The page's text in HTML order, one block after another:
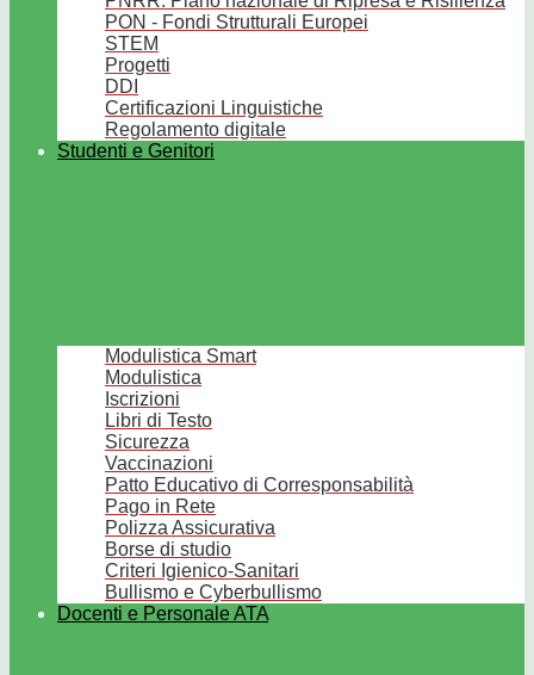
PON - Fondi Strutturali Europei
STEM
Progetti
DDI
Certificazioni Linguistiche
Regolamento digitale
Studenti e Genitori
Modulistica Smart
Modulistica
Iscrizioni
Libri di Testo
Sicurezza
Vaccinazioni
Patto Educativo di Corresponsabilità
Pago in Rete
Polizza Assicurativa
Borse di studio
Criteri Igienico-Sanitari
Bullismo e Cyberbullismo
Docenti e Personale ATA